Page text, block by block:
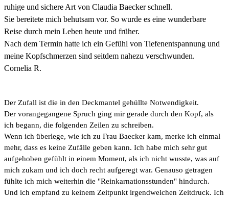
ruhige und sichere Art von Claudia Baecker schnell.
Sie bereitete mich behutsam vor. So wurde es eine wunderbare
Reise durch mein Leben heute und früher.
Nach dem Termin hatte ich ein Gefühl von Tiefenentspannung und
meine Kopfschmerzen sind seitdem nahezu verschwunden.
Cornelia R.
Der Zufall ist die in den Deckmantel gehüllte Notwendigkeit.
Der vorangegangene Spruch ging mir gerade durch den Kopf, als
ich begann, die folgenden Zeilen zu schreiben.
Wenn ich überlege, wie ich zu Frau Baecker kam, merke ich einmal
mehr, dass es keine Zufälle geben kann. Ich habe mich sehr gut
aufgehoben gefühlt in einem Moment, als ich nicht wusste, was auf
mich zukam und ich doch recht aufgeregt war. Genauso getragen
fühlte ich mich weiterhin die "Reinkarnationsstunden" hindurch.
Und ich empfand zu keinem Zeitpunkt irgendwelchen Zeitdruck. Ich